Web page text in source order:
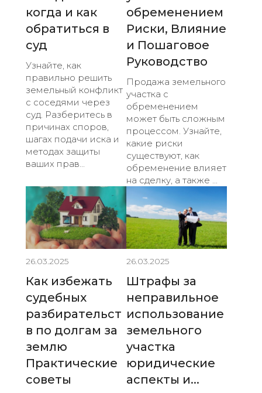
когда и как
обратиться в
суд
Узнайте, как
правильно решить
земельный конфликт
с соседями через
суд. Разберитесь в
причинах споров,
шагах подачи иска и
методах защиты
ваших прав...
обременением
Риски, Влияние
и Пошаговое
Руководство
Продажа земельного
участка с
обременением
может быть сложным
процессом. Узнайте,
какие риски
существуют, как
обременение влияет
на сделку, а также ...
26.03.2025
Как избежать
судебных
разбирательст
в по долгам за
землю
Практические
советы
26.03.2025
Штрафы за
неправильное
использование
земельного
участка
юридические
аспекты и...